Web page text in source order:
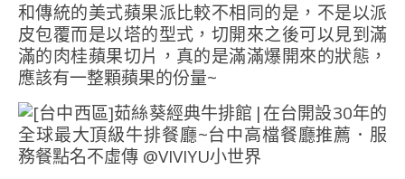
和傳統的美式蘋果派比較不相同的是，不是以派
皮包覆而是以塔的型式，切開來之後可以見到滿
滿的肉桂蘋果切片，真的是滿滿爆開來的狀態，
應該有一整顆蘋果的份量~